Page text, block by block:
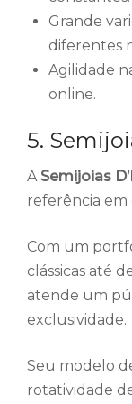
Grande
diferentes
Agilidade
online.
5.
A Semijoias
referência em
Com um
clássicas até
atende um
exclusividade.
Seu modelo
rotatividade